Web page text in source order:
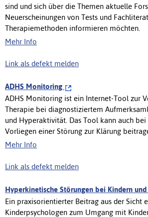
sind und sich über die Themen aktuelle
Neuerscheinungen von Tests und
Therapiemethoden informieren möchten.
Mehr Info
Link als defekt melden
ADHS Monitoring
ADHS Monitoring ist ein Internet-Tool zur
Therapie bei diagnostiziertem
und Hyperaktivität. Das Tool kann auch bei
Vorliegen einer Störung zur Klärung
Mehr Info
Link als defekt melden
Hyperkinetische Störungen bei Kindern und
Ein praxisorientierter Beitrag aus der Sicht
Kinderpsychologen zum Umgang mit